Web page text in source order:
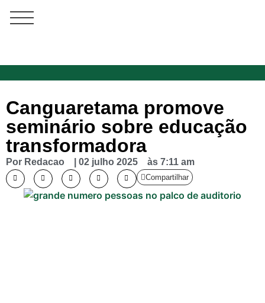
Canguaretama promove
seminário sobre educação
transformadora
Por Redacao 02 julho 2025 às 7:11 am
Compartilhar